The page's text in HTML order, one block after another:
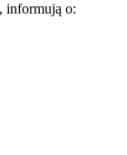
informują o: